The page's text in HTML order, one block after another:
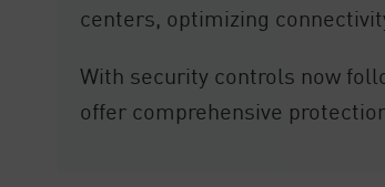
centers, optimizing
With security controls now
offer comprehensive